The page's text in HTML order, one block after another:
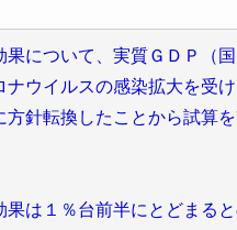
について、実質ＧＤＰ（
ウイルスの感染拡大を受
針転換したことから試算
は１％台前半にとどまる